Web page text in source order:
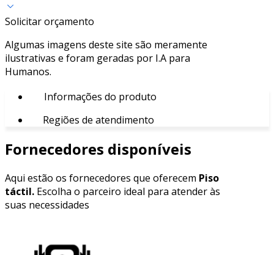
Solicitar orçamento
Algumas imagens deste site são meramente
ilustrativas e foram geradas por I.A para
Humanos.
Informações do produto
Regiões de atendimento
Fornecedores disponíveis
Aqui estão os fornecedores que oferecem Piso
táctil. Escolha o parceiro ideal para atender às
suas necessidades